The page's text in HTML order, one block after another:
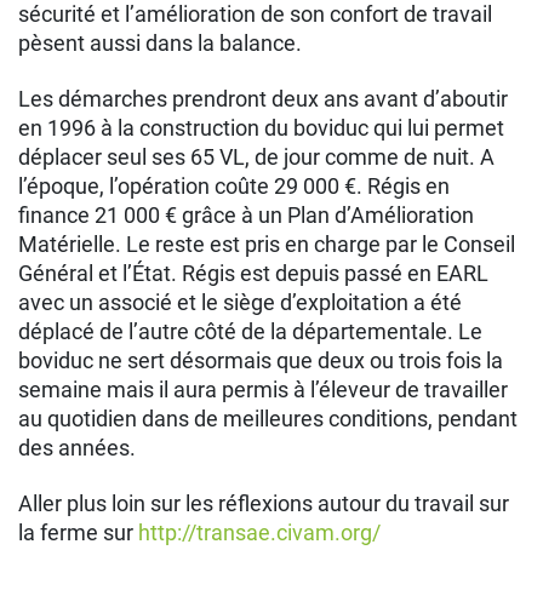
sécurité et l’amélioration de son confort de travail
pèsent aussi dans la balance.
Les démarches prendront deux ans avant d’aboutir
en 1996 à la construction du boviduc qui lui permet
déplacer seul ses 65 VL, de jour comme de nuit. A
l’époque, l’opération coûte 29 000 €. Régis en
finance 21 000 € grâce à un Plan d’Amélioration
Matérielle. Le reste est pris en charge par le Conseil
Général et l’État. Régis est depuis passé en EARL
avec un associé et le siège d’exploitation a été
déplacé de l’autre côté de la départementale. Le
boviduc ne sert désormais que deux ou trois fois la
semaine mais il aura permis à l’éleveur de travailler
au quotidien dans de meilleures conditions, pendant
des années.
Aller plus loin sur les réflexions autour du travail sur
la ferme sur http://transae.civam.org/